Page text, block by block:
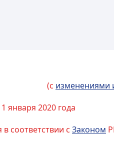
(с изменениями
января 2020 года
соответствии с Законом